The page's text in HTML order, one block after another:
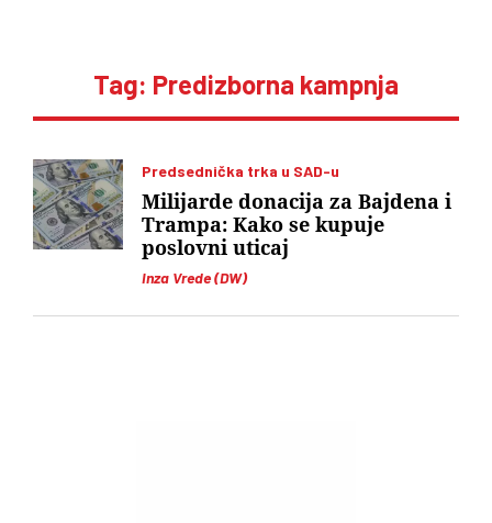
Tag: Predizborna kampnja
Predsednička trka u SAD-u
Inza Vrede (DW)
Milijarde donacija za Bajdena i
Trampa: Kako se kupuje
poslovni uticaj